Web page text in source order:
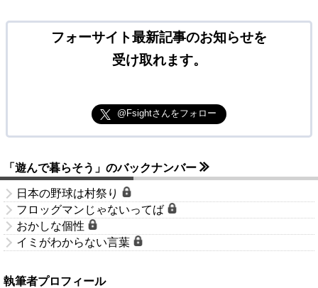
フォーサイト最新記事のお知らせを
受け取れます。
@Fsightさんをフォロー
「遊んで暮らそう」のバックナンバー
日本の野球は村祭り
フロッグマンじゃないってば
おかしな個性
イミがわからない言葉
執筆者プロフィール